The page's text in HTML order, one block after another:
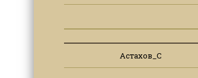
Астахов_С